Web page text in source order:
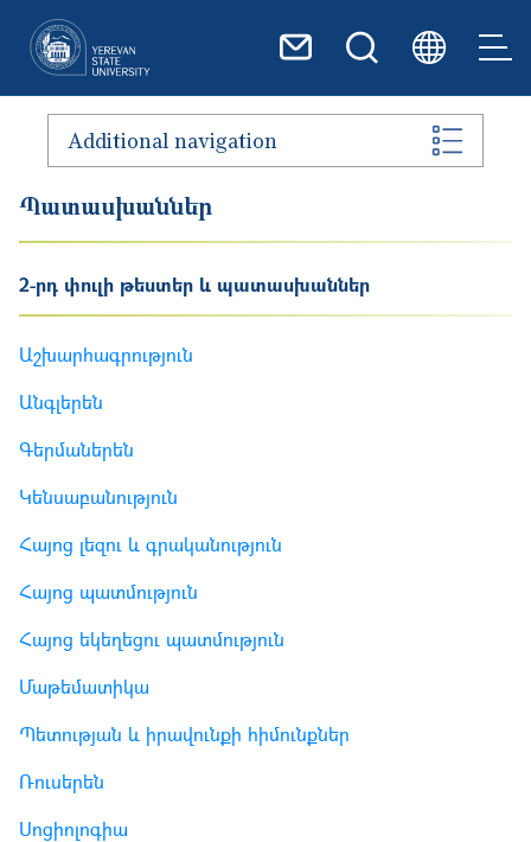
Additional navigation
Պատասխաններ
2-րդ փուլի թեստեր և պատասխաններ
Աշխարհագրություն
Անգլերեն
Գերմաներեն
Կենսաբանություն
Հայոց լեզու և գրականություն
Հայոց պատմություն
Հայոց եկեղեցու պատմություն
Մաթեմատիկա
Պետության և իրավունքի հիմունքներ
Ռուսերեն
Սոցիոլոգիա